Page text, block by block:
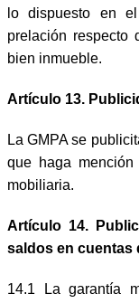
lo dispuesto en
prelación respecto
bien inmueble.
Artículo 13.
La GMPA se
que haga
mobiliaria.
Artículo 14.
saldos en cuentas
14.1 La garantía